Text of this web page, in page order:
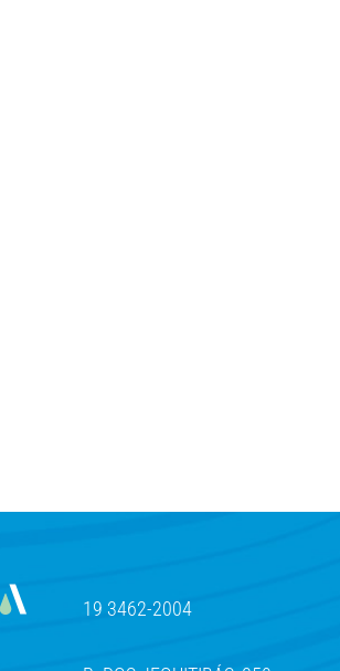
19 3462-2004